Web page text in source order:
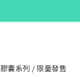
膠囊系列 / 限量發售